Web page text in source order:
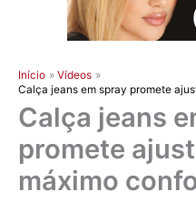
Início
Vídeos
Calça jeans em spray promete
Calça jeans
promete
máximo